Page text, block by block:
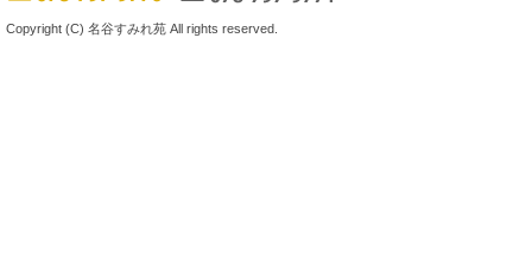
Copyright (C) 名谷すみれ苑 All rights reserved.